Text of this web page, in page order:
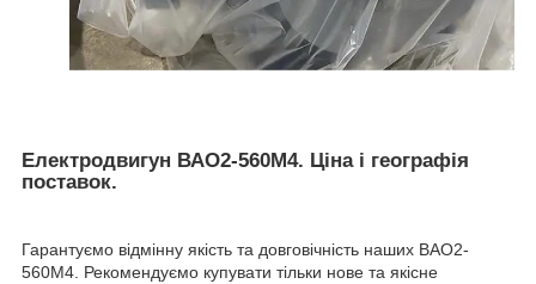
Електродвигун ВАО2-560М4. Ціна і географія
поставок.
Гарантуємо відмінну якість та довговічність наших ВАО2-
560М4. Рекомендуємо купувати тільки нове та якісне